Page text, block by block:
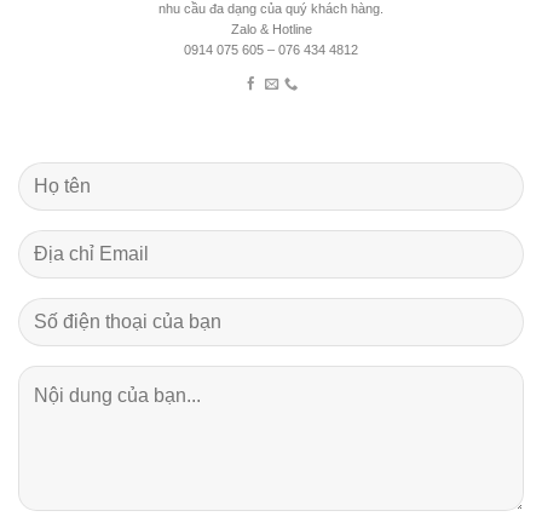
nhu cầu đa dạng của quý khách hàng.
Zalo & Hotline
0914 075 605 – 076 434 4812